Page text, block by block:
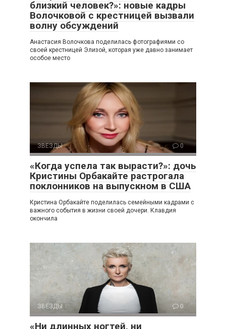
близкий человек?»: новые кадры
Волочковой с крестницей вызвали
волну обсуждений
Анастасия Волочкова поделилась фотографиями со
своей крестницей Элизой, которая уже давно занимает
особое место
ЗВЕЗДЫ 0
«Когда успела так вырасти?»: дочь
Кристины Орбакайте растрогала
поклонников на выпускном в США
Кристина Орбакайте поделилась семейными кадрами с
важного события в жизни своей дочери. Клавдия
окончила
ЗВЕЗДЫ 0
«Ни длинных ногтей, ни